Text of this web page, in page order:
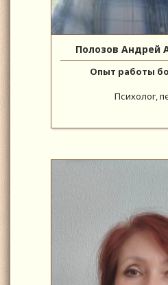
Полозов Андрей
Опыт работы
Психолог,